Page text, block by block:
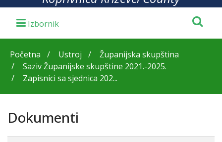
Početna Ustroj
Županijska skupština
Saziv Županijske skupštine 2021.-2025.
Zapisnici sa sjednica 202...
Dokumenti